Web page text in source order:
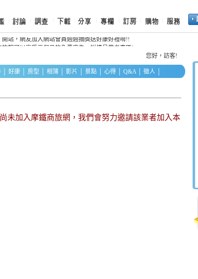
館可以享受三個月的免費廣告，詳情見業者專區!
您好，訪客!
好康 房型 相簿 影片 景點 心得 Q&A│ 徵人
未加入摩鐵商旅網，我們會努力邀請該業者加入本